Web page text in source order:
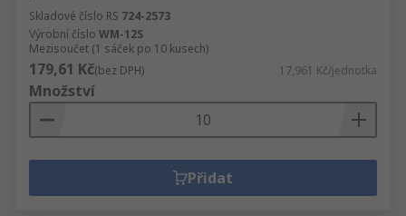
Skladové číslo RS 724-2573
Výrobní číslo WM-12S
Mezisoučet (1 sáček po 10 kusech)
179,61 Kč(bez DPH) 17,961 Kč/jednotka
Množství
Přidat